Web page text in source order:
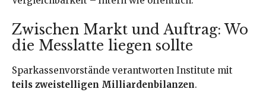
Zwischen Markt und Auftrag: Wo
die Messlatte liegen sollte
Sparkassenvorstände verantworten Institute mit
teils zweistelligen Milliardenbilanzen.